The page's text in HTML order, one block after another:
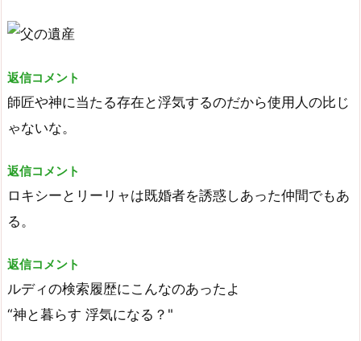
返信コメント
師匠や神に当たる存在と浮気するのだから使用人の比じ
ゃないな。
返信コメント
ロキシーとリーリャは既婚者を誘惑しあった仲間でもあ
る。
返信コメント
ルディの検索履歴にこんなのあったよ
“神と暮らす 浮気になる？"